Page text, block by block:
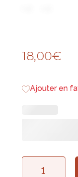
18,00€
Ajouter en